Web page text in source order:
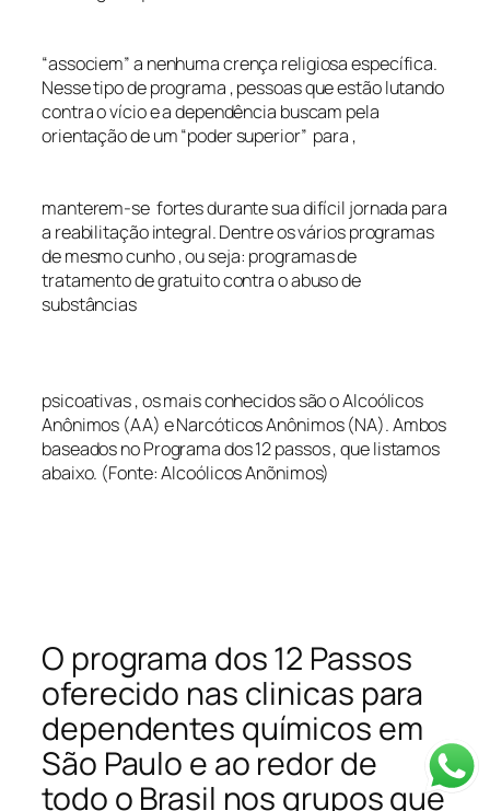
“associem” a nenhuma crença religiosa específica.
Nesse tipo de programa , pessoas que estão lutando
contra o vício e a dependência buscam pela
orientação de um “poder superior” para ,
manterem-se fortes durante sua difícil jornada para
a reabilitação integral. Dentre os vários programas
de mesmo cunho , ou seja: programas de
tratamento de gratuito contra o abuso de
substâncias
psicoativas , os mais conhecidos são o Alcoólicos
Anônimos (AA) e Narcóticos Anônimos (NA). Ambos
baseados no Programa dos 12 passos , que listamos
abaixo. (Fonte: Alcoólicos Anõnimos)
O programa dos 12 Passos
oferecido nas clinicas para
dependentes químicos em
São Paulo e ao redor de
todo o Brasil nos grupos que